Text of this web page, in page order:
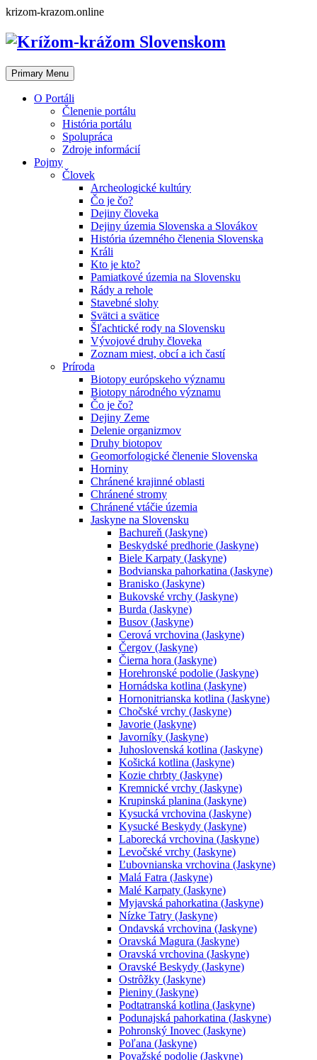
Skip
content
krizom-krazom.online
Primary Menu
O Portáli
Členenie portálu
História portálu
Spolupráca
Zdroje informácií
Pojmy
Človek
Archeologické kultúry
Čo je čo?
Dejiny človeka
Dejiny územia Slovenska a Slovákov
História územného členenia Slovenska
Králi
Kto je kto?
Pamiatkové územia na Slovensku
Rády a rehole
Stavebné slohy
Svätci a svätice
Šľachtické rody na Slovensku
Vývojové druhy človeka
Zoznam miest, obcí a ich častí
Príroda
Biotopy európskeho významu
Biotopy národného významu
Čo je čo?
Dejiny Zeme
Delenie organizmov
Druhy biotopov
Geomorfologické členenie Slovenska
Horniny
Chránené krajinné oblasti
Chránené stromy
Chránené vtáčie územia
Jaskyne na Slovensku
Bachureň (Jaskyne)
Beskydské predhorie (Jaskyne)
Biele Karpaty (Jaskyne)
Bodvianska pahorkatina (Jaskyne)
Branisko (Jaskyne)
Bukovské vrchy (Jaskyne)
Burda (Jaskyne)
Busov (Jaskyne)
Cerová vrchovina (Jaskyne)
Čergov (Jaskyne)
Čierna hora (Jaskyne)
Horehronské podolie (Jaskyne)
Hornádska kotlina (Jaskyne)
Hornonitrianska kotlina (Jaskyne)
Chočské vrchy (Jaskyne)
Javorie (Jaskyne)
Javorníky (Jaskyne)
Juhoslovenská kotlina (Jaskyne)
Košická kotlina (Jaskyne)
Kozie chrbty (Jaskyne)
Kremnické vrchy (Jaskyne)
Krupinská planina (Jaskyne)
Kysucká vrchovina (Jaskyne)
Kysucké Beskydy (Jaskyne)
Laborecká vrchovina (Jaskyne)
Levočské vrchy (Jaskyne)
Ľubovnianska vrchovina (Jaskyne)
Malá Fatra (Jaskyne)
Malé Karpaty (Jaskyne)
Myjavská pahorkatina (Jaskyne)
Nízke Tatry (Jaskyne)
Ondavská vrchovina (Jaskyne)
Oravská Magura (Jaskyne)
Oravská vrchovina (Jaskyne)
Oravské Beskydy (Jaskyne)
Ostrôžky (Jaskyne)
Pieniny (Jaskyne)
Podtatranská kotlina (Jaskyne)
Podunajská pahorkatina (Jaskyne)
Pohronský Inovec (Jaskyne)
Poľana (Jaskyne)
Považské podolie (Jaskyne)